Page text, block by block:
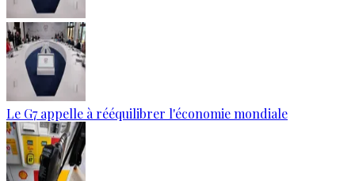
Le G7 appelle à rééquilibrer l'économie mondiale